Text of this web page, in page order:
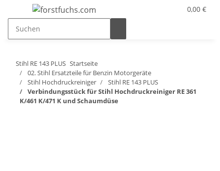
0,00 €
Stihl RE 143 PLUS Startseite
02. Stihl Ersatzteile für Benzin Motorgeräte
Stihl Hochdruckreiniger
Stihl RE 143 PLUS
Verbindungsstück für Stihl Hochdruckreiniger RE 361
K/461 K/471 K und Schaumdüse